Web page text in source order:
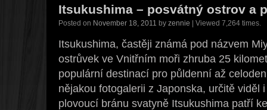
Itsukushima – posvátný ostrov a
Posted on November 18, 2011 by zennie | Viewed 7,264 times.
Itsukushima, častěji známá pod názvem
ostrůvek ve Vnitřním moři zhruba 25
populární destinací pro půldenní až
nějakou fotogalerii z Japonska, určitě viděl
plovoucí bránu svatyně Itsukushima patří